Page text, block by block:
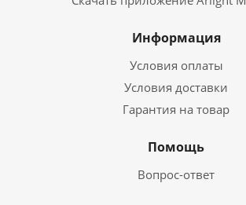
Информация
Условия оплаты
Условия доставки
Гарантия на товар
Помощь
Вопрос-ответ